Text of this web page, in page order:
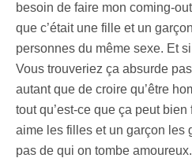
besoin de faire mon coming-
que c’était une fille et un
personnes du même sexe. Et
Vous trouveriez ça absurde
autant que de croire qu’être
tout qu’est-ce que ça peut
aime les filles et un garçon les
pas de qui on tombe